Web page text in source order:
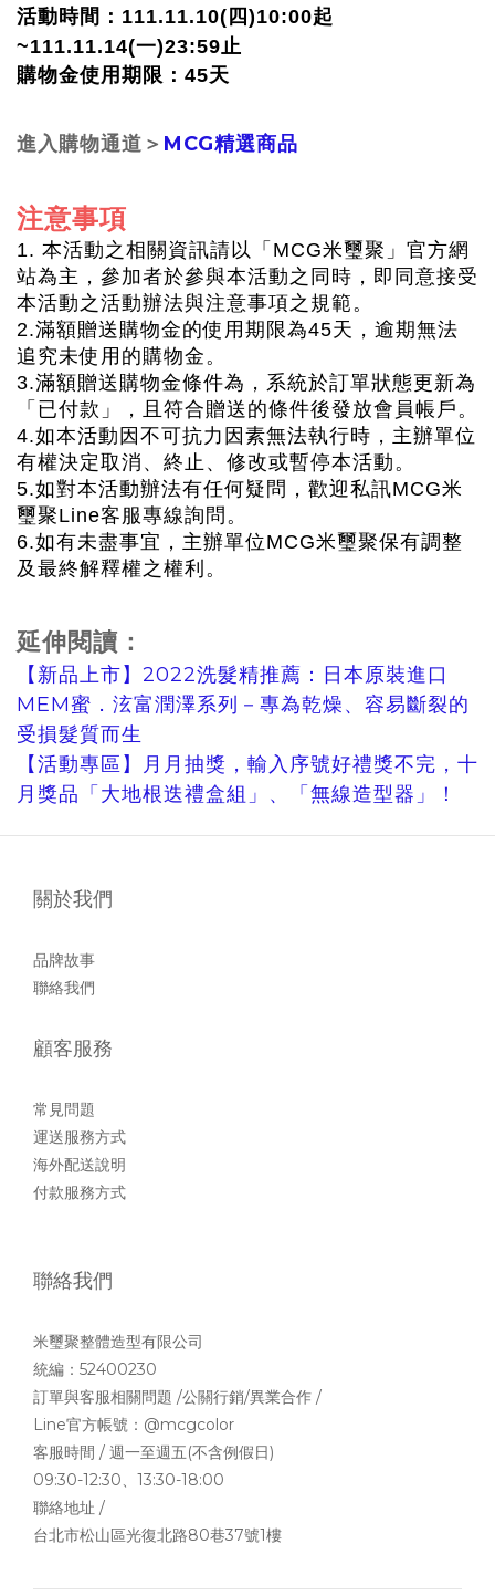
活動時間：111.11.10(四)10:00起
~111.11.14(一)23:59止
購物金使用期限：45天
進入購物通道＞ MCG精選商品
注意事項
1. 本活動之相關資訊請以「MCG米璽聚」官方網
站為主，參加者於參與本活動之同時，即同意接受
本活動之活動辦法與注意事項之規範。
2.滿額贈送購物金的使用期限為45天，逾期無法
追究未使用的購物金。
3.滿額贈送購物金條件為，系統於訂單狀態更新為
「已付款」，且符合贈送的條件後發放會員帳戶。
4.如本活動因不可抗力因素無法執行時，主辦單位
有權決定取消、終止、修改或暫停本活動。
5.如對本活動辦法有任何疑問，歡迎私訊MCG米
璽聚Line客服專線詢問。
6.如有未盡事宜，主辦單位MCG米璽聚保有調整
及最終解釋權之權利。
延伸閱讀：
【新品上市】2022洗髮精推薦：日本原裝進口
MEM蜜．泫富潤澤系列－專為乾燥、容易斷裂的
受損髮質而生
【活動專區】月月抽獎，輸入序號好禮獎不完，十
月獎品「大地根迭禮盒組」、「無線造型器」！
關於我們
品牌故事
聯絡我們
顧客服務
常見問題
運送服務方式
海外配送說明
付款服務方式
聯絡我們
米璽聚整體造型有限公司
統編：52400230
訂單與客服相關問題 /公關行銷/異業合作 /
Line官方帳號： @mcgcolor
客服時間 / 週一至週五(不含例假日)
09:30-12:30、13:30-18:00
聯絡地址 /
台北市松山區光復北路80巷37號1樓